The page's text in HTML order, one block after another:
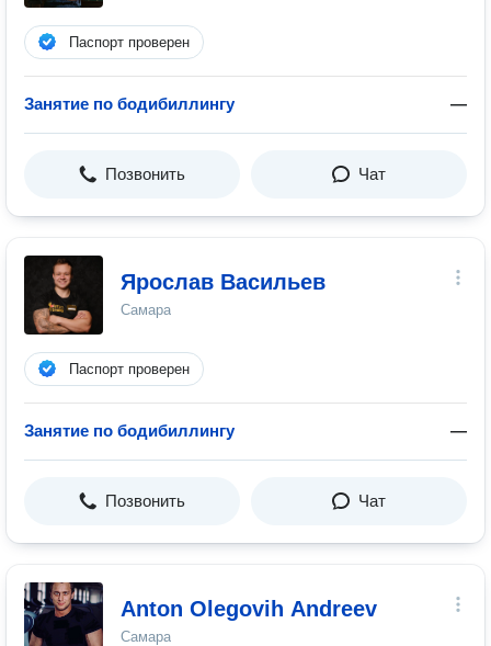
Паспорт проверен
Занятие по бодибиллингу —
Позвонить Чат
Ярослав Васильев
Самара
Паспорт проверен
Занятие по бодибиллингу —
Позвонить Чат
Anton Olegovih Andreev
Самара